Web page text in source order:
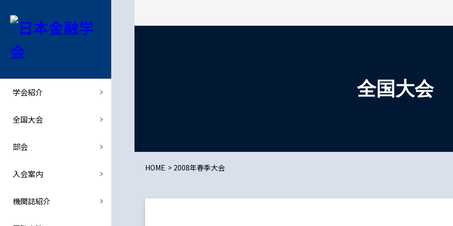
学会紹介
学会紹介
規則の細則
全国大会
全国大会
部会
部会
関西部会
入会案内
機関誌紹介
機関誌紹介
JJMFE
全国大会
HOME 2008年春季大会